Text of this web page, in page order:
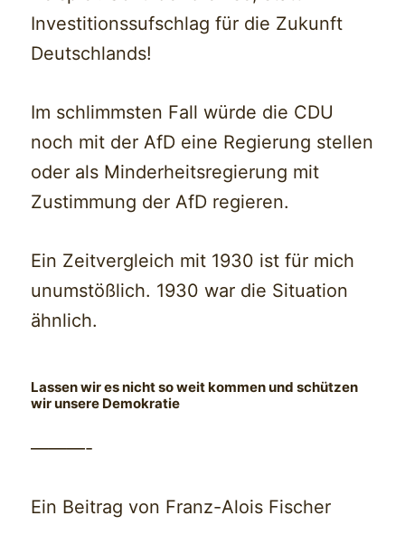
Investitionssufschlag für die Zukunft
Deutschlands!
Im schlimmsten Fall würde die CDU
noch mit der AfD eine Regierung stellen
oder als Minderheitsregierung mit
Zustimmung der AfD regieren.
Ein Zeitvergleich mit 1930 ist für mich
unumstößlich. 1930 war die Situation
ähnlich.
Lassen wir es nicht so weit kommen und schützen
wir unsere Demokratie
———-
Ein Beitrag von Franz-Alois Fischer